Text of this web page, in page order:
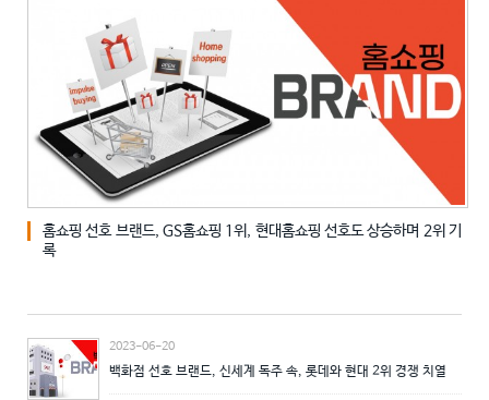
2023-06-20 0
홈쇼핑 선호 브랜드, GS홈쇼핑 1위, 현대홈쇼핑 선호도 상승하며 2위 기
록
2023-06-20
백화점 선호 브랜드, 신세계 독주 속, 롯데와 현대 2위 경쟁 치열